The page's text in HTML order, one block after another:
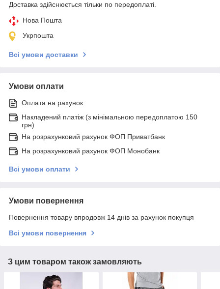
Доставка здійснюється тільки по передоплаті.
Нова Пошта
Укрпошта
Всі умови доставки
Умови оплати
Оплата на рахунок
Накладений платіж (з мінімальною передоплатою 150
грн)
На розрахунковий рахунок ФОП Приватбанк
На розрахунковий рахунок ФОП Монобанк
Всі умови оплати
Умови повернення
Повернення товару впродовж 14 днів за рахунок покупця
Всі умови повернення
З цим товаром також замовляють